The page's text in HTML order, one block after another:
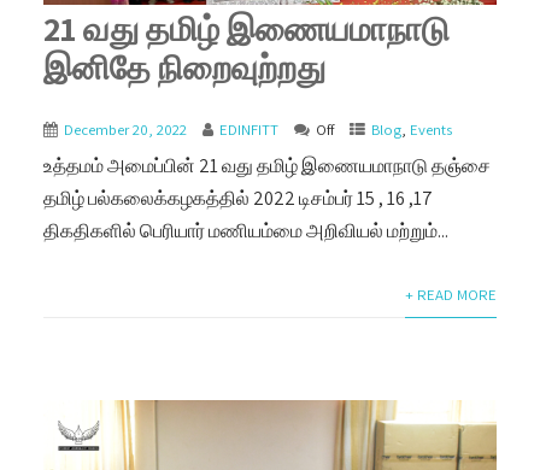
21 வது தமிழ் இணையமாநாடு
இனிதே நிறைவுற்றது
December 20, 2022 EDINFITT Off Blog, Events
உத்தமம் அமைப்பின் 21 வது தமிழ் இணையமாநாடு தஞ்சை
தமிழ் பல்கலைக்கழகத்தில் 2022 டிசம்பர் 15 , 16 ,17
திகதிகளில் பெரியார் மணியம்மை அறிவியல் மற்றும்...
+ READ MORE